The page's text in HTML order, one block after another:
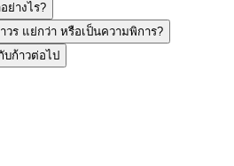
ย่างไร?
วร แย่กว่า หรือเป็นความพิการ?
บก้าวต่อไป